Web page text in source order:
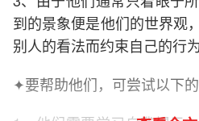
到的景象便是他们的世界观
别人的看法而约束自己的行为
✦要帮助他们，可尝试以下的